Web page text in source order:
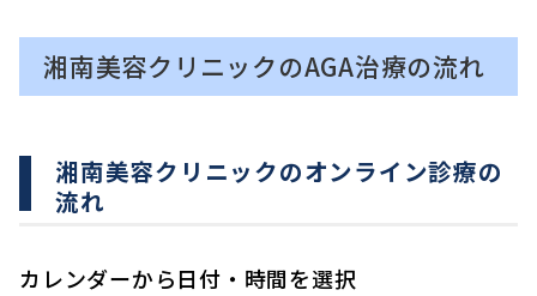
湘南美容クリニックのAGA治療の流れ
湘南美容クリニックのオンライン診療の
流れ
カレンダーから日付・時間を選択